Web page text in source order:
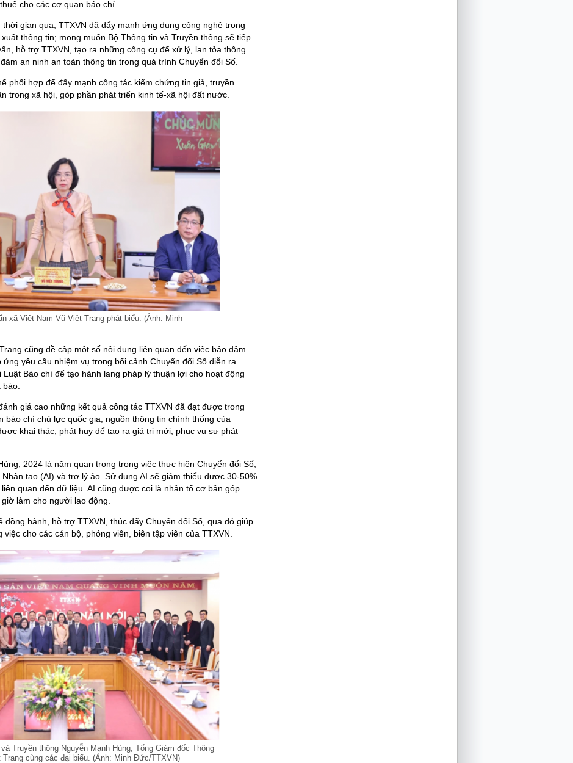
cho các cơ quan báo chí.
gian qua, TTXVN đã đẩy mạnh ứng dụng công nghệ trong
thông tin; mong muốn Bộ Thông tin và Truyền thông sẽ tiếp
hỗ trợ TTXVN, tạo ra những công cụ để xử lý, lan tỏa thông
an ninh an toàn thông tin trong quá trình Chuyển đổi Số.
phối hợp để đẩy mạnh công tác kiểm chứng tin giả, truyền
trong xã hội, góp phần phát triển kinh tế-xã hội đất nước.
xã Việt Nam Vũ Việt Trang phát biểu. (Ảnh: Minh
cũng đề cập một số nội dung liên quan đến việc bảo đảm
yêu cầu nhiệm vụ trong bối cảnh Chuyển đổi Số diễn ra
Báo chí để tạo hành lang pháp lý thuận lợi cho hoạt động
giá cao những kết quả công tác TTXVN đã đạt được trong
báo chí chủ lực quốc gia; nguồn thông tin chính thống của
khai thác, phát huy để tạo ra giá trị mới, phục vụ sự phát
2024 là năm quan trọng trong việc thực hiện Chuyển đổi Số;
tạo (AI) và trợ lý ảo. Sử dụng AI sẽ giảm thiểu được 30-50%
quan đến dữ liệu. AI cũng được coi là nhân tố cơ bản góp
làm cho người lao động.
đồng hành, hỗ trợ TTXVN, thúc đẩy Chuyển đổi Số, qua đó giúp
cho các cán bộ, phóng viên, biên tập viên của TTXVN.
Truyền thông Nguyễn Mạnh Hùng, Tổng Giám đốc Thông
cùng các đại biểu. (Ảnh: Minh Đức/TTXVN)